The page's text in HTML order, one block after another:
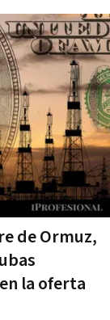
de Ormuz,
la oferta